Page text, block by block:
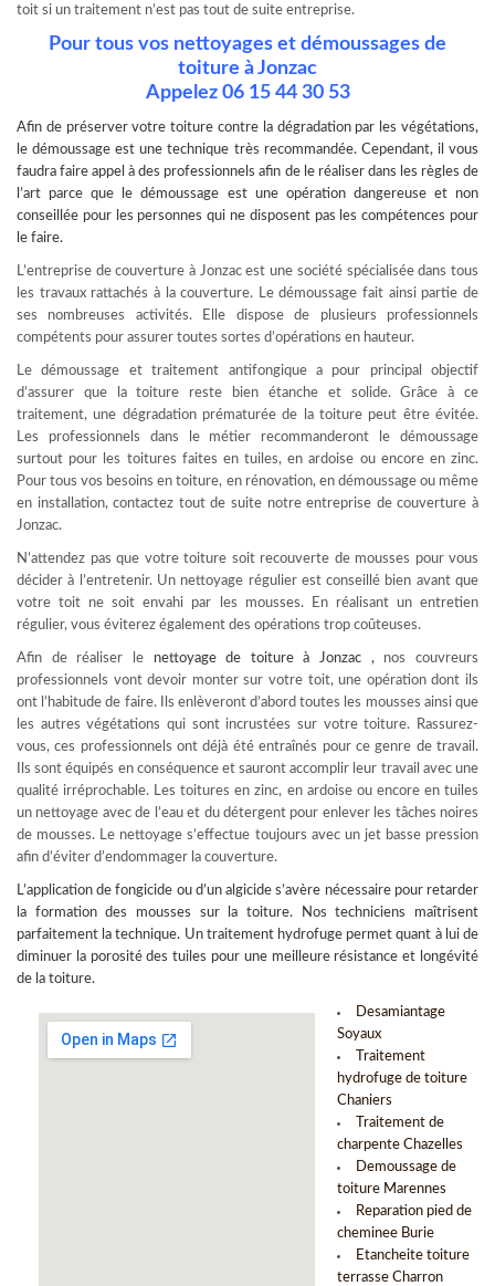
toit si un traitement n’est pas tout de suite entreprise.
Pour tous vos nettoyages et démoussages de
toiture à Jonzac
Appelez 06 15 44 30 53
Afin de préserver votre toiture contre la dégradation par les végétations,
le démoussageest une technique très recommandée. Cependant, il vous
faudra faire appel à des professionnels afin de le réaliser dans les règles de
l’art parce que le démoussage est une opération dangereuse et non
conseillée pour les personnes qui ne disposent pas les compétences pour
le faire.
L’entreprise de couverture à Jonzac est une société spécialisée dans tous
les travaux rattachés à la couverture. Le démoussage fait ainsi partie de
ses nombreuses activités. Elle dispose de plusieurs professionnels
compétents pour assurer toutes sortes d’opérations en hauteur.
Le démoussage et traitement antifongique a pour principal objectif
d’assurer que la toiture reste bien étanche et solide. Grâce à ce
traitement, une dégradation prématurée de la toiture peut être évitée.
Les professionnels dans le métier recommanderont le démoussage
surtout pour les toitures faites en tuiles, en ardoise ou encore en zinc.
Pour tous vos besoins en toiture, en rénovation, en démoussage ou même
en installation, contactez tout de suite notre entreprise de couverture à
Jonzac.
N’attendez pas que votre toiture soit recouverte de mousses pour vous
décider à l’entretenir. Un nettoyage régulier est conseillé bien avant que
votre toit ne soit envahi par les mousses. En réalisant un entretien
régulier, vous éviterez également des opérations trop coûteuses.
Afin de réaliser le nettoyage de toiture à Jonzac ,nos couvreurs
professionnels vont devoir monter sur votre toit, une opération dont ils
ont l’habitude de faire. Ils enlèveront d’abord toutes les mousses ainsi que
les autres végétations qui sont incrustées sur votre toiture. Rassurez-
vous, ces professionnels ont déjà été entraînés pour ce genre de travail.
Ils sont équipés en conséquence et sauront accomplir leur travail avec une
qualité irréprochable. Les toitures en zinc, en ardoise ou encore en tuiles
un nettoyage avec de l’eau et du détergent pour enlever les tâches noires
de mousses. Le nettoyage s’effectue toujours avec un jet basse pression
afin d’éviter d’endommager la couverture.
L’application de fongicide ou d’un algicide s’avère nécessaire pour retarder
la formation des mousses sur la toiture. Nos techniciens maîtrisent
parfaitement la technique. Un traitement hydrofuge permet quant à lui de
diminuer la porosité des tuiles pour une meilleure résistance et longévité
de la toiture.
Desamiantage
Soyaux
Traitement
hydrofuge de toiture
Chaniers
Traitement de
charpente Chazelles
Demoussage de
toiture Marennes
Reparation pied de
cheminee Burie
Etancheite toiture
terrasse Charron